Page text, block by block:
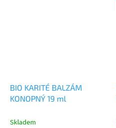
BIO KARITÉ BALZÁM
KONOPNÝ 19 ml
Skladem